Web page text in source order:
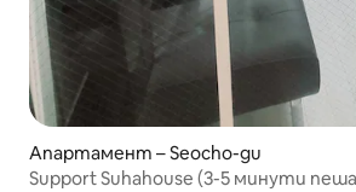
Апартамент – Seocho-gu
Support Suhahouse (3-5 минути